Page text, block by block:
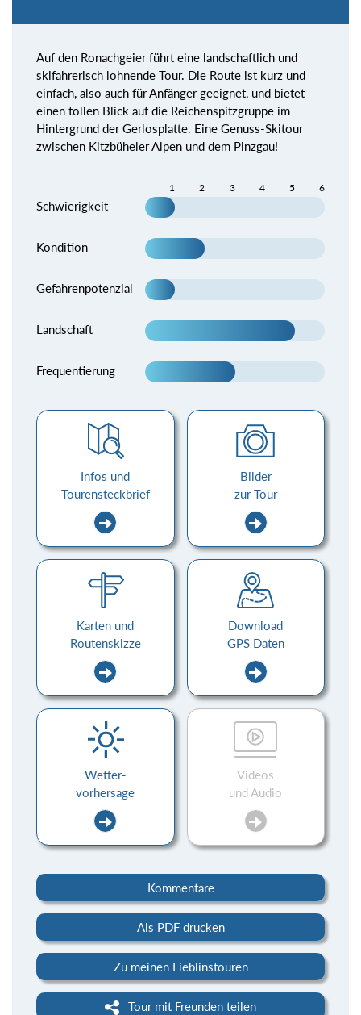
Auf den Ronachgeier führt eine landschaftlich und
skifahrerisch lohnende Tour. Die Route ist kurz und
einfach, also auch für Anfänger geeignet, und bietet
einen tollen Blick auf die Reichenspitzgruppe im
Hintergrund der Gerlosplatte. Eine Genuss-Skitour
zwischen Kitzbüheler Alpen und dem Pinzgau!
1 2 3 4 5 6
Schwierigkeit
Kondition
Gefahrenpotenzial
Landschaft
Frequentierung
Infos und
Tourensteckbrief
Bilder
zur Tour
Karten und
Routenskizze
Download
GPS Daten
Wetter-
vorhersage
Videos
und Audio
Kommentare
Als PDF drucken
Zu meinen Lieblinstouren
Tour mit Freunden teilen